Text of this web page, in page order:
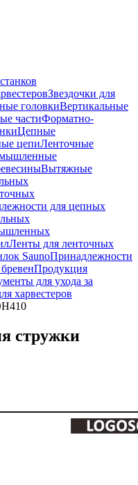
Звездочки для
головкиВертикальные
частиФорматно-
Цепные
цепиЛенточные
Вытяжные
для цепных
Ленты для ленточных
SaunoПринадлежности
Продукция
для ухода за
харвестеров
стружки